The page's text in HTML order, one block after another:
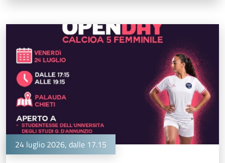
24 luglio 2026, dalle 17.15